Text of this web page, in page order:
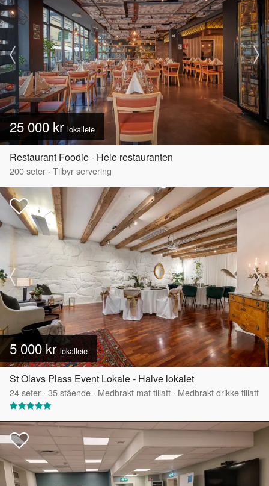
25 000 kr lokalleie
Restaurant Foodie - Hele restauranten
200seter · Tilbyr servering
5 000 krlokalleie
St Olavs Plass Event Lokale - Halve lokalet
24seter · 35stående · Medbrakt mat tillatt · Medbrakt drikke tillatt